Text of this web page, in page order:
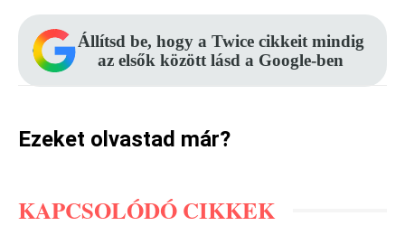
Állítsd be, hogy a Twice cikkeit mindig
az elsők között lásd a Google-ben
Ezeket olvastad már?
KAPCSOLÓDÓ CIKKEK